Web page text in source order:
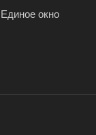
Единое окно